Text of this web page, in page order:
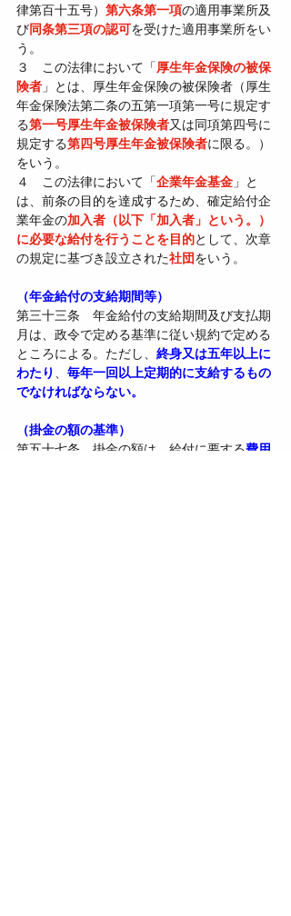
律第百十五号） 第六条第一項の適用事業所及
び同条第三項の認可を受けた適用事業所をい
う。
３　この法律において「厚生年金保険の被保
険者 」とは、厚生年金保険の被保険者（厚生
年金保険法第二条の五第一項第一号に規定す
る第一号厚生年金被保険者又は同項第四号に
規定する第四号厚生年金被保険者に限る。）
をいう。
４　この法律において「企業年金基金 」と
は、前条の目的を達成するため、確定給付企
業年金の加入者（以下「加入者」という。）
に必要な給付を行うことを目的として、次章
の規定に基づき設立された社団をいう。
（年金給付の支給期間等）
第三十三条　年金給付の支給期間及び支払期
月は、政令で定める基準に従い規約で定める
ところによる。ただし、 終身又は五年以上に
わたり
毎年一回以上定期的に支給するもの
でなければならない。
（掛金の額の基準）
第五十七条　掛金の額は、給付に要する費用